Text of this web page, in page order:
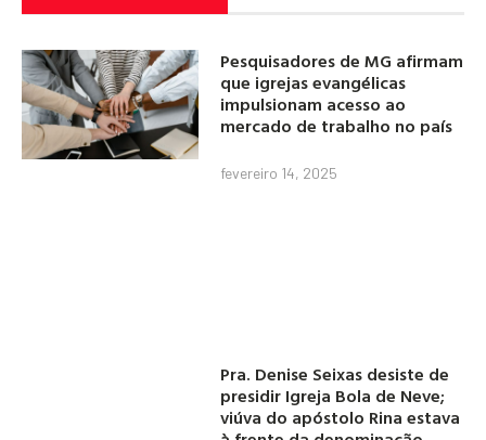
Pesquisadores de MG afirmam
que igrejas evangélicas
impulsionam acesso ao
mercado de trabalho no país
fevereiro 14, 2025
Pra. Denise Seixas desiste de
presidir Igreja Bola de Neve;
viúva do apóstolo Rina estava